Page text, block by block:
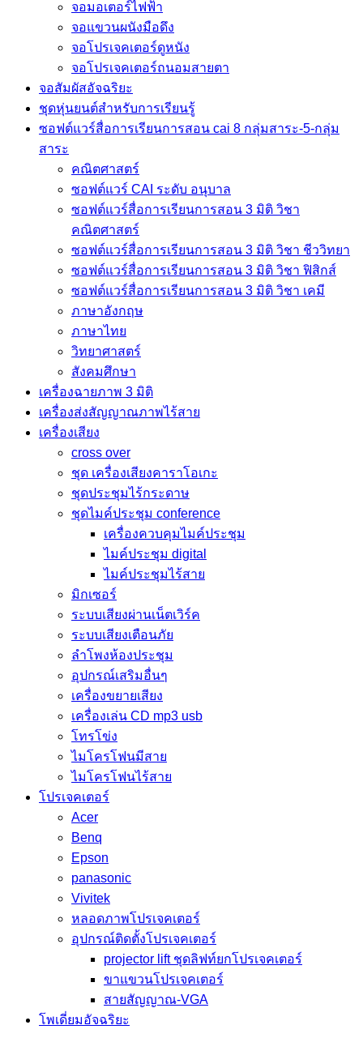
จอมอเตอร์ไฟฟ้า
จอแขวนผนังมือดึง
จอโปรเจคเตอร์ดูหนัง
จอโปรเจคเตอร์ถนอมสายตา
จอสัมผัสอัจฉริยะ
ชุดหุ่นยนต์สำหรับการเรียนรู้
ซอฟต์แวร์สื่อการเรียนการสอน cai 8 กลุ่มสาระ-5-กลุ่ม
สาระ
คณิตศาสตร์
ซอฟต์แวร์ CAI ระดับ อนุบาล
ซอฟต์แวร์สื่อการเรียนการสอน 3 มิติ วิชา
คณิตศาสตร์
ซอฟต์แวร์สื่อการเรียนการสอน 3 มิติ วิชา ชีววิทยา
ซอฟต์แวร์สื่อการเรียนการสอน 3 มิติ วิชา ฟิสิกส์
ซอฟต์แวร์สื่อการเรียนการสอน 3 มิติ วิชา เคมี
ภาษาอังกฤษ
ภาษาไทย
วิทยาศาสตร์
สังคมศึกษา
เครื่องฉายภาพ 3 มิติ
เครื่องส่งสัญญาณภาพไร้สาย
เครื่องเสียง
cross over
ชุด เครื่องเสียงคาราโอเกะ
ชุดประชุมไร้กระดาษ
ชุดไมค์ประชุม conference
เครื่องควบคุมไมค์ประชุม
ไมค์ประชุม digital
ไมค์ประชุมไร้สาย
มิกเซอร์
ระบบเสียงผ่านเน็ตเวิร์ค
ระบบเสียงเตือนภัย
ลำโพงห้องประชุม
อุปกรณ์เสริมอื่นๆ
เครื่องขยายเสียง
เครื่องเล่น CD mp3 usb
โทรโข่ง
ไมโครโฟนมีสาย
ไมโครโฟนไร้สาย
โปรเจคเตอร์
Acer
Benq
Epson
panasonic
Vivitek
หลอดภาพโปรเจคเตอร์
อุปกรณ์ติดตั้งโปรเจคเตอร์
projector lift ชุดลิฟท์ยกโปรเจคเตอร์
ขาแขวนโปรเจคเตอร์
สายสัญญาณ-VGA
โพเดี่ยมอัจฉริยะ